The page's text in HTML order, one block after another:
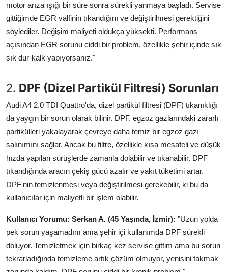
motor arıza ışığı bir süre sonra sürekli yanmaya başladı. Servise
gittiğimde EGR valfinin tıkandığını ve değiştirilmesi gerektiğini
söylediler. Değişim maliyeti oldukça yüksekti. Performans
açısından EGR sorunu ciddi bir problem, özellikle şehir içinde sık
sık dur-kalk yapıyorsanız."
2. DPF (Dizel Partikül Filtresi) Sorunları
Audi A4 2.0 TDI Quattro'da, dizel partikül filtresi (DPF) tıkanıklığı
da yaygın bir sorun olarak bilinir. DPF, egzoz gazlarındaki zararlı
partikülleri yakalayarak çevreye daha temiz bir egzoz gazı
salınımını sağlar. Ancak bu filtre, özellikle kısa mesafeli ve düşük
hızda yapılan sürüşlerde zamanla dolabilir ve tıkanabilir. DPF
tıkandığında aracın çekiş gücü azalır ve yakıt tüketimi artar.
DPF'nin temizlenmesi veya değiştirilmesi gerekebilir, ki bu da
kullanıcılar için maliyetli bir işlem olabilir.
Kullanıcı Yorumu: Serkan A. (45 Yaşında, İzmir): "Uzun yolda
pek sorun yaşamadım ama şehir içi kullanımda DPF sürekli
doluyor. Temizletmek için birkaç kez servise gittim ama bu sorun
tekrarladığında temizleme artık çözüm olmuyor, yenisini takmak